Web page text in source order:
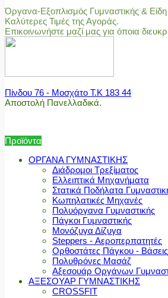
Όργανα-Εξοπλισμός Γυμναστικής & Είδη
Καλύτερες Τιμές της Αγοράς.
Επικοινωνήστε μαζί μας για όποια
Πίνδου 76 - Μοσχάτο Τ.Κ 183 44
Αποστολή Πανελλαδικά.
Προϊόντα
ΟΡΓΑΝΑ ΓΥΜΝΑΣΤΙΚΗΣ
Διάδρομοι Τρεξίματος
Ελλειπτικά Μηχανήματα
Στατικά Ποδήλατα
Κωπηλατικές Μηχανές
Πολυόργανα Γυμναστικής
Πάγκοι Γυμναστικής
Μονόζυγα Δίζυγα
Steppers - Αεροπερπατητές
Ορθοστάτες Πάγκου -
Πολυθρόνες Μασάζ
Αξεσουάρ Οργάνων
ΑΞΕΣΟΥΑΡ ΓΥΜΝΑΣΤΙΚΗΣ
CROSSFIT